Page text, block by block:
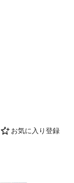
お気に入り登録